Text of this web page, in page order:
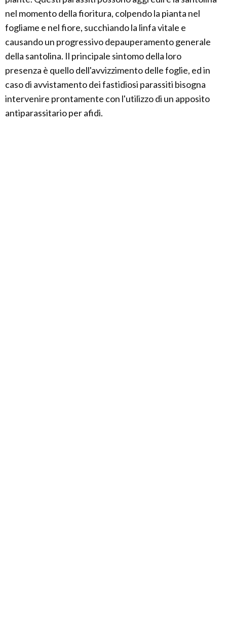
nel momento della fioritura, colpendo la pianta nel
fogliame e nel fiore, succhiando la linfa vitale e
causando un progressivo depauperamento generale
della santolina. Il principale sintomo della loro
presenza è quello dell'avvizzimento delle foglie, ed in
caso di avvistamento dei fastidiosi parassiti bisogna
intervenire prontamente con l'utilizzo di un apposito
antiparassitario per afidi.